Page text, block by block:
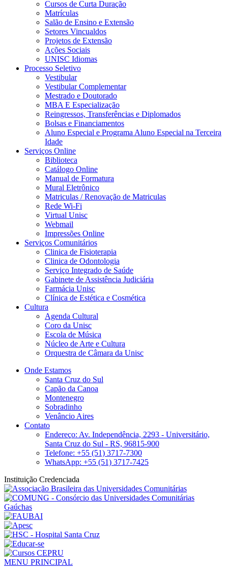
Cursos de Curta Duração
Matrículas
Salão de Ensino e Extensão
Setores Vincualdos
Projetos de Extensão
Ações Sociais
UNISC Idiomas
Processo Seletivo
Vestibular
Vestibular Complementar
Mestrado e Doutorado
MBA E Especialização
Reingressos, Transferências e Diplomados
Bolsas e Financiamentos
Aluno Especial e Programa Aluno Especial na Terceira
Idade
Serviços Online
Biblioteca
Catálogo Online
Manual de Formatura
Mural Eletrônico
Matriculas / Renovação de Matriculas
Rede Wi-Fi
Virtual Unisc
Webmail
Impressões Online
Serviços Comunitários
Clinica de Fisioterapia
Clinica de Odontologia
Serviço Integrado de Saúde
Gabinete de Assistência Judiciária
Farmácia Unisc
Clínica de Estética e Cosmética
Cultura
Agenda Cultural
Coro da Unisc
Escola de Música
Núcleo de Arte e Cultura
Orquestra de Câmara da Unisc
Onde Estamos
Santa Cruz do Sul
Capão da Canoa
Montenegro
Sobradinho
Venâncio Aires
Contato
Endereço: Av. Independência, 2293 - Universitário,
Santa Cruz do Sul - RS, 96815-900
Telefone: +55 (51) 3717-7300
WhatsApp: +55 (51) 3717-7425
Instituição Credenciada
MENU PRINCIPAL